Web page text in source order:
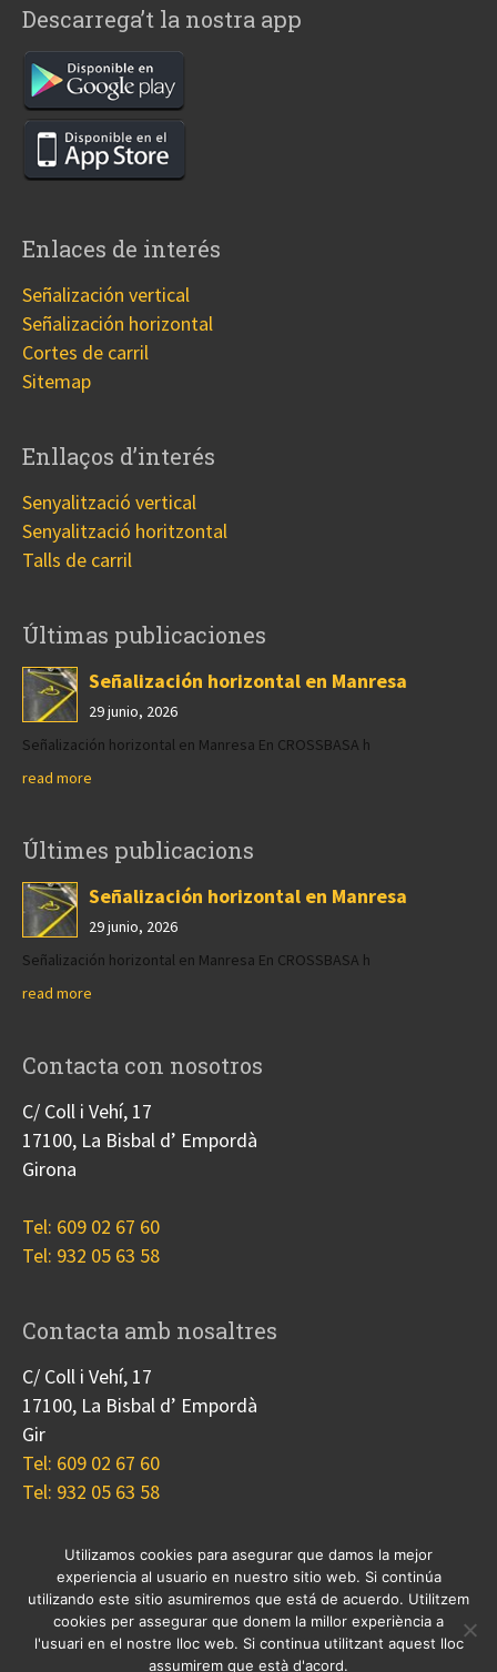
Descarrega’t la nostra app
Enlaces de interés
Señalización vertical
Señalización horizontal
Cortes de carril
Sitemap
Enllaços d’interés
Senyalització vertical
Senyalització horitzontal
Talls de carril
Últimas publicaciones
Señalización horizontal en Manresa
29 junio, 2026
Señalización horizontal en Manresa En CROSSBASA h
read more
Últimes publicacions
Señalización horizontal en Manresa
29 junio, 2026
Señalización horizontal en Manresa En CROSSBASA h
read more
Contacta con nosotros
C/ Coll i Vehí, 17
17100, La Bisbal d’ Empordà
Girona
Tel: 609 02 67 60
Tel: 932 05 63 58
Contacta amb nosaltres
C/ Coll i Vehí, 17
17100, La Bisbal d’ Empordà
Gir
Tel: 609 02 67 60
Tel: 932 05 63 58
Nosotros Proyectos Blog
Contacto
Cookies
© 2017 Copyright, diseñoGuia33 SL, grupo
Utilizamos cookies para asegurar que damos la mejor
experiencia al usuario en nuestro sitio web. Si continúa
utilizando este sitio asumiremos que está de acuerdo. Utilitzem
cookies per assegurar que donem la millor experiència a
l'usuari en el nostre lloc web. Si continua utilitzant aquest lloc
assumirem que està d'acord.